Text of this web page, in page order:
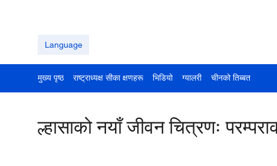
Language
मुख्य पृष्ठ राष्ट्राध्यक्ष सीका क्षणहरू भिडियो ग्यालरी चीनको तिब्बत
ल्हासाको नयाँ जीवन चित्रणः